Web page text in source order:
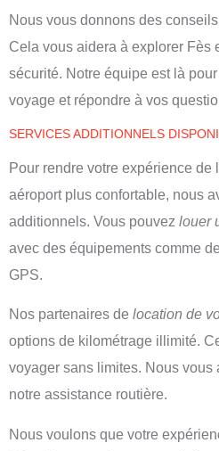
Nous vous donnons des
Cela vous aidera à explorer Fès
sécurité. Notre équipe est là
voyage et répondre à vos
SERVICES ADDITIONNELS
Pour rendre votre expérience de
aéroport plus confortable, nous
additionnels. Vous pouvez louer
avec des équipements comme
GPS.
Nos partenaires de location de
options de kilométrage illimité.
voyager sans limites. Nous vous
notre assistance routière.
Nous voulons que votre